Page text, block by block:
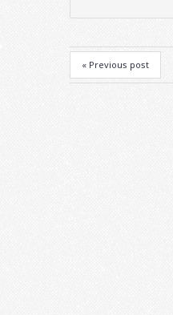
« Previous post